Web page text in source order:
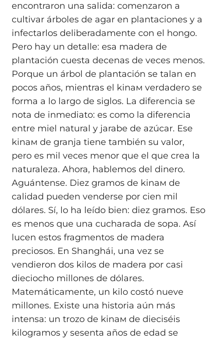
encontraron una salida: comenzaron a
cultivar árboles de agar en plantaciones y a
infectarlos deliberadamente con el hongo.
Pero hay un detalle: esa madera de
plantación cuesta decenas de veces menos.
Porque un árbol de plantación se talan en
pocos años, mientras el kinaм verdadero se
forma a lo largo de siglos. La diferencia se
nota de inmediato: es como la diferencia
entre miel natural y jarabe de azúcar. Ese
kinaм de granja tiene también su valor,
pero es mil veces menor que el que crea la
naturaleza. Ahora, hablemos del dinero.
Aguántense. Diez gramos de kinaм de
calidad pueden venderse por cien mil
dólares. Sí, lo ha leído bien: diez gramos. Eso
es menos que una cucharada de sopa. Así
lucen estos fragmentos de madera
preciosos. En Shanghái, una vez se
vendieron dos kilos de madera por casi
dieciocho millones de dólares.
Matemáticamente, un kilo costó nueve
millones. Existe una historia aún más
intensa: un trozo de kinaм de dieciséis
kilogramos y sesenta años de edad se